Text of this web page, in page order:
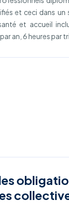
et ceci dans un
et accueil
an, 6 heures par